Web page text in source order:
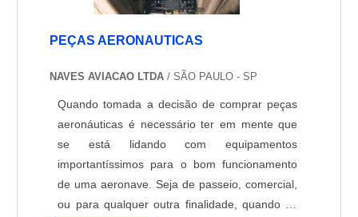
PEÇAS AERONAUTICAS
NAVES AVIACAO LTDA / SÃO PAULO - SP
Quando tomada a decisão de comprar peças
aeronáuticas é necessário ter em mente que
se está lidando com equipamentos
importantíssimos para o bom funcionamento
de uma aeronave. Seja de passeio, comercial,
ou para qualquer outra finalidade, quando se